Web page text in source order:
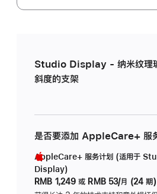
Studio Display - 纳米纹理
斜度的支架
是否要添加 AppleCare+ 服
AppleCare+ 服务计划 (适用于
Display)
RMB 1,249 或 RMB 53/月 (24 期)